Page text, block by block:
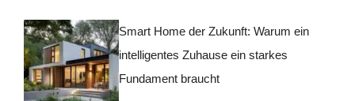
Smart Home der Zukunft: Warum ein
intelligentes Zuhause ein starkes
Fundament braucht